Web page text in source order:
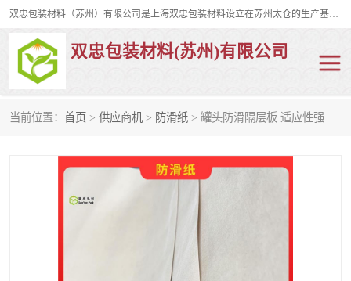
双忠包装材料（苏州）有限公司是上海双忠包装材料设立在苏州太仓的生产基地，占地约2万平米，产品主要有打孔缠绕膜，拉伸蜂窝纸，集装箱充气袋，滑托板，打包带，裹包网兜，防滑纸等箱体和托盘的运输和保护性包材。固永包材®，GooYon Pack®，是我们保护性包装材料的专属品牌。
双忠包装材料(苏州)有限公司
当前位置： 首页 > 供应商机 > 防滑纸 > 罐头防滑隔层板 适应性强
裹包网兜 纤维打包带
充气袋
缠绕膜